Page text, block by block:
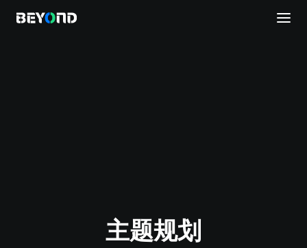
直播
主题规划